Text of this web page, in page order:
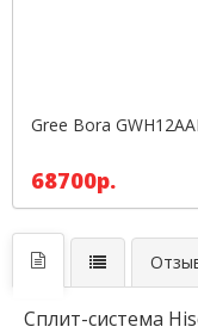
Gree Bora
68700р.
Сплит-система